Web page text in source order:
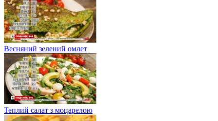
Весняний зелений омлет
Теплий салат з моцарелою